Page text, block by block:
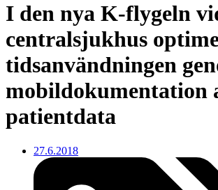
I den nya K-flygeln
centralsjukhus
tidsanvändningen
mobildokumentation
patientdata
27.6.2018